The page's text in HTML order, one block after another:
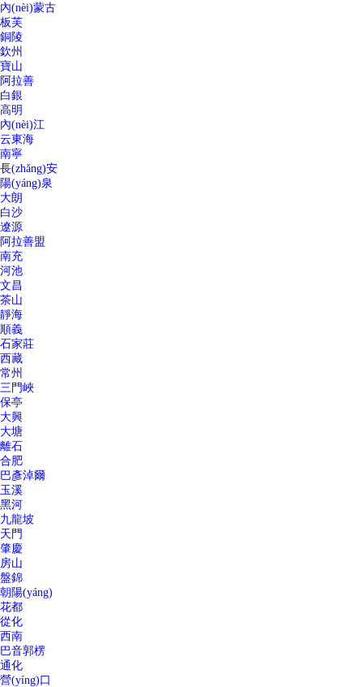
內(nèi)蒙古
板芙
銅陵
欽州
寶山
阿拉善
白銀
高明
內(nèi)江
云東海
南寧
長(zhǎng)安
陽(yáng)泉
大朗
白沙
遼源
阿拉善盟
南充
河池
文昌
茶山
靜海
順義
石家莊
西藏
常州
三門峽
保亭
大興
大塘
離石
合肥
巴彥淖爾
玉溪
黑河
九龍坡
天門
肇慶
房山
盤錦
朝陽(yáng)
花都
從化
西南
巴音郭楞
通化
營(yíng)口